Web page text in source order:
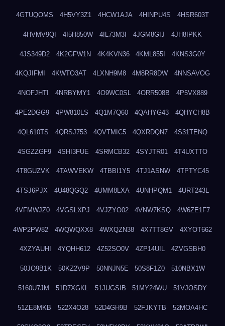
4GTUQOMS 4H5VY3Z1 4HCW1AJA 4HINPU4S 4HSR603T
4HVMV9QI 4I5H850W 4IL73M3I 4JGM8GIJ 4JH8IPKK
4JS349D2 4K2GFW1N 4K4KVN36 4KML855I 4KNS3G0Y
4KQJIFMI 4KWTO3AT 4LXNH9M8 4M8RR8DW 4NNSAVOG
4NOFJHTI 4NRBYMY1 4O9WC0SL 4ORR508B 4P5VX889
4PE2DGG9 4PW810LS 4Q1M7Q60 4QAHYG43 4QHYCH8B
4QL610TS 4QRSJ753 4QVTMIC5 4QXRDQN7 4S31TENQ
4SGZZGF9 4SHI3FUE 4SRMCB32 4SYJTR01 4T4UXTTO
4T8GUZVK 4TAWVEKW 4TBBI1Y5 4TJ1ASNW 4TPTYC45
4TSJ6PJX 4U48QGQ2 4UMM8LXA 4UNHPQM1 4URT243L
4VFMWJZ0 4VGSLXPJ 4VJZYO02 4VNW7KSQ 4W6ZE1F7
4WP2PW82 4WQWQXX8 4WXQZN38 4X7TT8GV 4XYOT662
4XZYAUHI 4YQHH612 4Z52SO0V 4ZP14UIL 4ZVGSBH0
50JO9B1K 50KZ2V9P 50NNJN5E 50S8F1Z0 510NBX1W
5160U7JM 51D7XGKL 51JUGSIB 51MY24WU 51VJOSDY
51ZE8MKB 522X4O28 52D4GH9B 52FJKYTB 52MOA4HC